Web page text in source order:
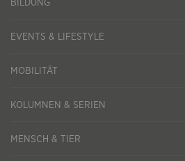
BILDUNG
EVENTS & LIFESTYLE
MOBILITÄT
KOLUMNEN & SERIEN
MENSCH & TIER